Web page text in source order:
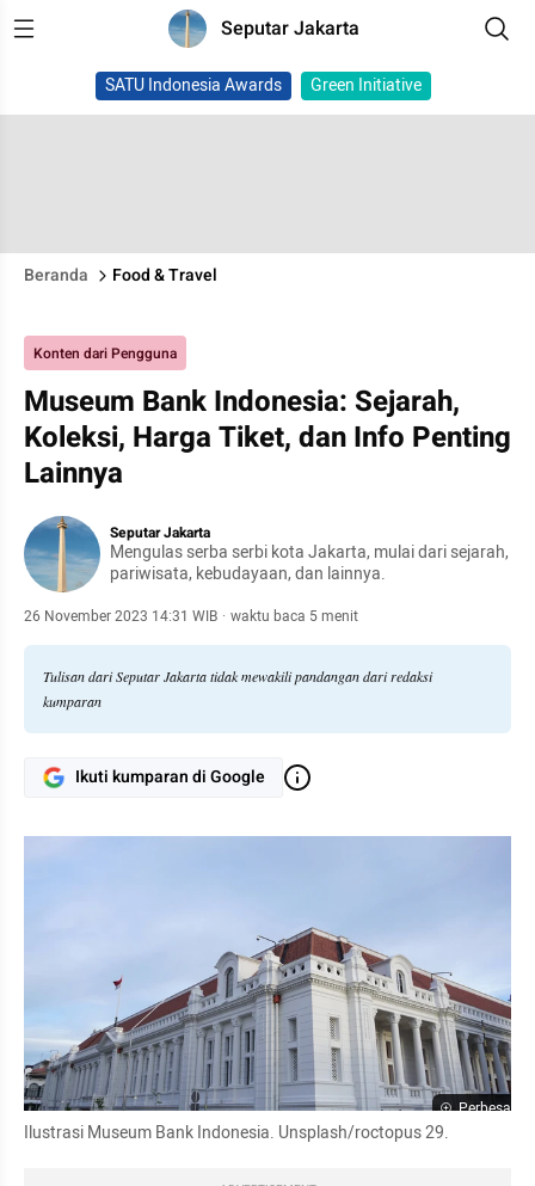
Seputar Jakarta
SATU Indonesia Awards Green Initiative
Beranda Food & Travel
Konten dari Pengguna
Museum Bank Indonesia: Sejarah,
Koleksi, Harga Tiket, dan Info Penting
Lainnya
Seputar Jakarta
Mengulas serba serbi kota Jakarta, mulai dari sejarah,
pariwisata, kebudayaan, dan lainnya.
26 November 2023 14:31 WIB · waktu baca 5 menit
Tulisan dari Seputar Jakarta tidak mewakili pandangan dari redaksi
kumparan
Ikuti kumparan di Google
Perbesar
Ilustrasi Museum Bank Indonesia. Unsplash/roctopus 29.